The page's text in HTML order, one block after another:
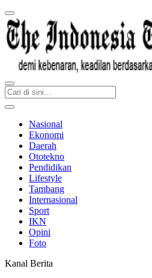
Nasional
Ekonomi
Daerah
Ototekno
Pendidikan
Lifestyle
Tambang
Internasional
Sport
IKN
Opini
Foto
Kanal Berita